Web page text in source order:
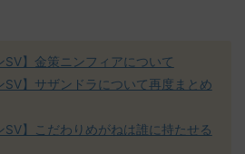
SV】金策ニンフィアについて
SV】サザンドラについて再度まとめ
SV】こだわりめがねは誰に持たせる